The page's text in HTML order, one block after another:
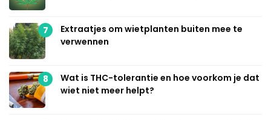
7
Extraatjes om wietplanten buiten mee te
verwennen
8
Wat is THC-tolerantie en hoe voorkom je dat
wiet niet meer helpt?